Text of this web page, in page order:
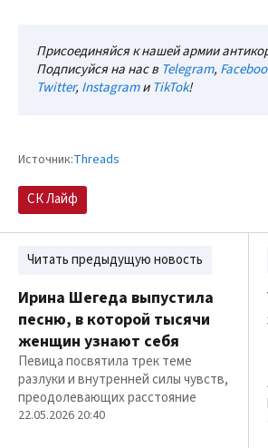
Присоединяйся к нашей армии
Подписуйся на нас в Telegram,
Twitter, InstagramиTikTok!
Источник:Threads
СК Лайф
Читать предыдущую новость
Ирина Шегеда выпустила
песню, в которой тысячи
женщин узнают себя
Певица посвятила трек теме
разлуки и внутренней силы чувств,
преодолевающих расстояние
22.05.2026 20:40